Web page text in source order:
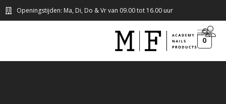
Openingstijden: Ma, Di, Do & Vr van 09.00 tot 16.00 uur
0